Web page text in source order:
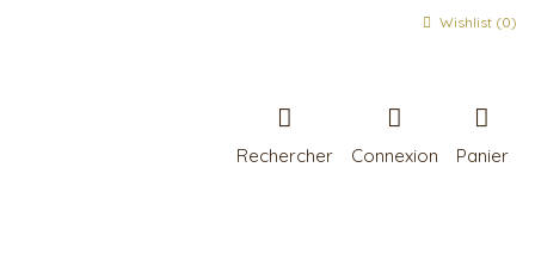
Wishlist (0)
Rechercher Connexion Panier